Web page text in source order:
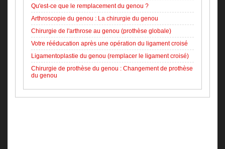
Qu'est-ce que le remplacement du genou ?
Arthroscopie du genou : La chirurgie du genou
Chirurgie de l'arthrose au genou (prothèse globale)
Votre rééducation après une opération du ligament croisé
Ligamentoplastie du genou (remplacer le ligament croisé)
Chirurgie de prothèse du genou : Changement de prothèse
du genou